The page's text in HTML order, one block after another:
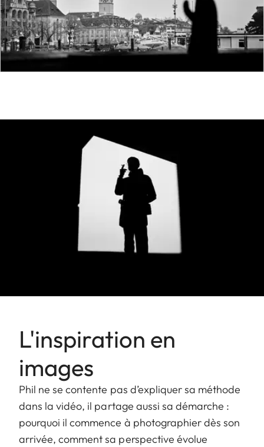
L'inspiration en
images
Phil ne se contente pas d’expliquer sa méthode
dans la vidéo, il partage aussi sa démarche :
pourquoi il commence à photographier dès son
arrivée, comment sa perspective évolue